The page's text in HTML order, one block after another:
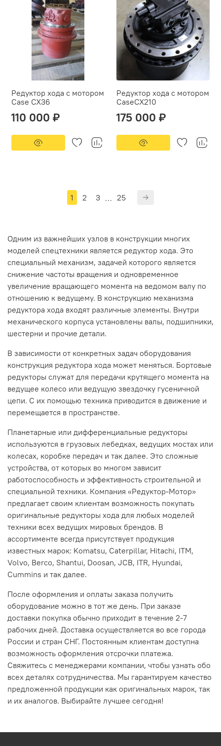
Редуктор хода с мотором
Case CX36
110 000 ₽
Редуктор хода с мотором
CaseCX210
175 000 ₽
1 2 3 … 25
Одним из важнейших узлов в конструкции многих
моделей спецтехники является редуктор хода. Это
специальный механизм, задачей которого является
снижение частоты вращения и одновременное
увеличение вращающего момента на ведомом валу по
отношению к ведущему. В конструкцию механизма
редуктора хода входят различные элементы. Внутри
механического корпуса установлены валы, подшипники,
шестерни и прочие детали.
В зависимости от конкретных задач оборудования
конструкция редуктора хода может меняться. Бортовые
редукторы служат для передачи крутящего момента на
ведущее колесо или ведущую звездочку гусеничной
цепи. С их помощью техника приводится в движение и
перемещается в пространстве.
Планетарные или дифференциальные редукторы
используются в грузовых лебедках, ведущих мостах или
колесах, коробке передач и так далее. Это сложные
устройства, от которых во многом зависит
работоспособность и эффективность строительной и
специальной техники. Компания «Редуктор-Мотор»
предлагает своим клиентам возможность покупать
оригинальные редукторы хода для любых моделей
техники всех ведущих мировых брендов. В
ассортименте всегда присутствует продукция
известных марок: Komatsu, Caterpillar, Hitachi, ITM,
Volvo, Berco, Shantui, Doosan, JCB, ITR, Hyundai,
Cummins и так далее.
После оформления и оплаты заказа получить
оборудование можно в тот же день. При заказе
доставки покупка обычно приходит в течение 2-7
рабочих дней. Доставка осуществляется во все города
России и стран СНГ. Постоянным клиентам доступна
возможность оформления отсрочки платежа.
Свяжитесь с менеджерами компании, чтобы узнать обо
всех деталях сотрудничества. Мы гарантируем качество
предложенной продукции как оригинальных марок, так
и их аналогов. Выбирайте лучшее сегодня!